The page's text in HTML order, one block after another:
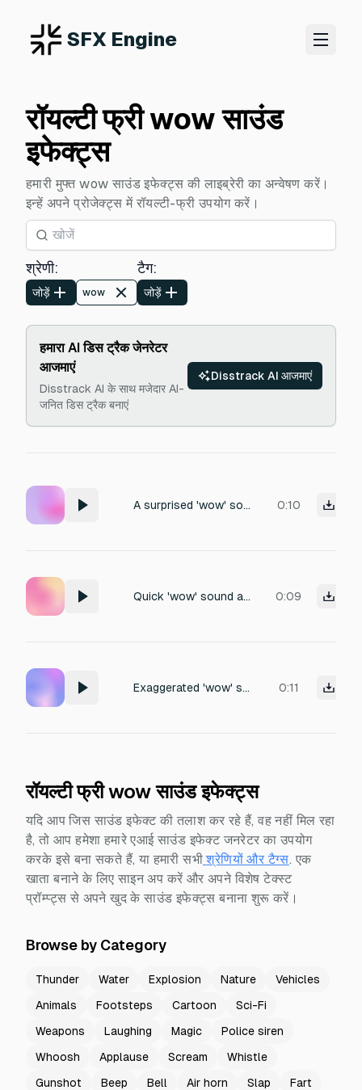
SFX Engine
रॉयल्टी फ्री wow साउंड
इफेक्ट्स
हमारी मुफ्त wow साउंड इफेक्ट्स की लाइब्रेरी का अन्वेषण करें।
इन्हें अपने प्रोजेक्ट्स में रॉयल्टी-फ्री उपयोग करें।
श्रेणी:
जोड़ें wow
टैग:
जोड़ें
हमारा AI डिस ट्रैक जेनरेटर
आजमाएं
Disstrack AI के साथ मजेदार AI-
जनित डिस ट्रैक बनाएं
Disstrack AI आजमाएं
A surprised 'wow' sound followed by an echo. 0:10
Quick 'wow' sound as a surprise reaction. 0:09
Exaggerated 'wow' sound effect in a cartoon. 0:11
रॉयल्टी फ्री wow साउंड इफेक्ट्स
यदि आप जिस साउंड इफेक्ट की तलाश कर रहे हैं, वह नहीं मिल रहा
है, तो आप हमेशा हमारे एआई साउंड इफेक्ट जनरेटर का उपयोग
करके इसे बना सकते हैं, या हमारी सभी श्रेणियों और टैग्स. एक
खाता बनाने के लिए साइन अप करें और अपने विशेष टेक्स्ट
प्रॉम्प्ट्स से अपने खुद के साउंड इफेक्ट्स बनाना शुरू करें।
Browse by Category
Thunder Water Explosion Nature
Vehicles
Animals
Footsteps Cartoon
Sci-Fi
Weapons
Laughing Magic
Police siren
Whoosh
Applause Scream
Whistle
Gunshot
Beep Bell Air horn Slap
Fart